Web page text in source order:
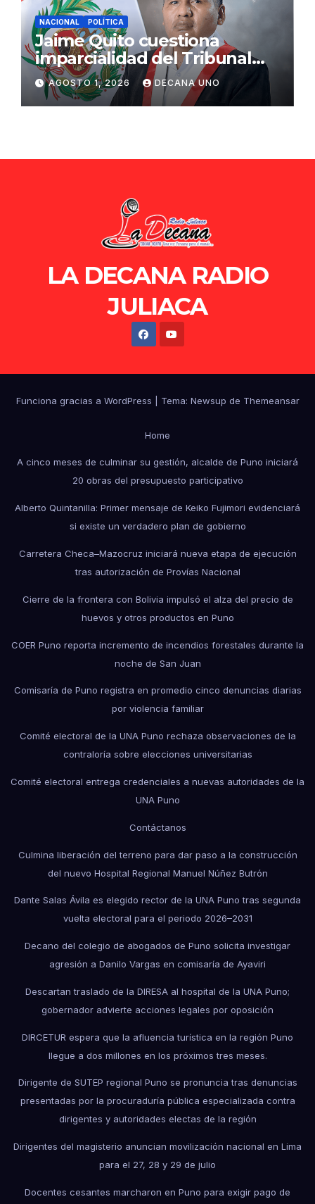
NACIONAL POLÍTICA
Jaime Quito cuestiona
imparcialidad del Tribunal
Constitucional tras liberación
de Ollanta Humala
AGOSTO 1, 2026 DECANA UNO
LA DECANA RADIO
JULIACA
Funciona gracias a WordPress Tema: Newsup de Themeansar
Home
A cinco meses de culminar su gestión, alcalde de Puno iniciará
20 obras del presupuesto participativo
Alberto Quintanilla: Primer mensaje de Keiko Fujimori evidenciará
si existe un verdadero plan de gobierno
Carretera Checa–Mazocruz iniciará nueva etapa de ejecución
tras autorización de Provías Nacional
Cierre de la frontera con Bolivia impulsó el alza del precio de
huevos y otros productos en Puno
COER Puno reporta incremento de incendios forestales durante la
noche de San Juan
Comisaría de Puno registra en promedio cinco denuncias diarias
por violencia familiar
Comité electoral de la UNA Puno rechaza observaciones de la
contraloría sobre elecciones universitarias
Comité electoral entrega credenciales a nuevas autoridades de la
UNA Puno
Contáctanos
Culmina liberación del terreno para dar paso a la construcción
del nuevo Hospital Regional Manuel Núñez Butrón
Dante Salas Ávila es elegido rector de la UNA Puno tras segunda
vuelta electoral para el periodo 2026–2031
Decano del colegio de abogados de Puno solicita investigar
agresión a Danilo Vargas en comisaría de Ayaviri
Descartan traslado de la DIRESA al hospital de la UNA Puno;
gobernador advierte acciones legales por oposición
DIRCETUR espera que la afluencia turística en la región Puno
llegue a dos millones en los próximos tres meses.
Dirigente de SUTEP regional Puno se pronuncia tras denuncias
presentadas por la procuraduría pública especializada contra
dirigentes y autoridades electas de la región
Dirigentes del magisterio anuncian movilización nacional en Lima
para el 27, 28 y 29 de julio
Docentes cesantes marcharon en Puno para exigir pago de